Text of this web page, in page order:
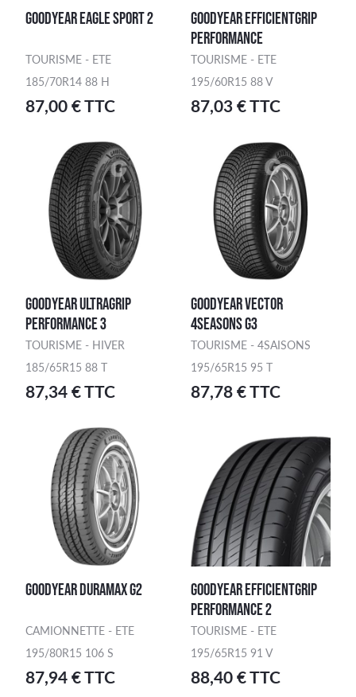
GOODYEAR EAGLE SPORT 2
TOURISME - ETE
185/70R14 88 H
87,00 € TTC
GOODYEAR EFFICIENTGRIP
PERFORMANCE
TOURISME - ETE
195/60R15 88 V
87,03 € TTC
GOODYEAR ULTRAGRIP
PERFORMANCE 3
TOURISME - HIVER
185/65R15 88 T
87,34 € TTC
GOODYEAR VECTOR
4SEASONS G3
TOURISME - 4SAISONS
195/65R15 95 T
87,78 € TTC
GOODYEAR DURAMAX G2
CAMIONNETTE - ETE
195/80R15 106 S
87,94 € TTC
GOODYEAR EFFICIENTGRIP
PERFORMANCE 2
TOURISME - ETE
195/65R15 91 V
88,40 € TTC